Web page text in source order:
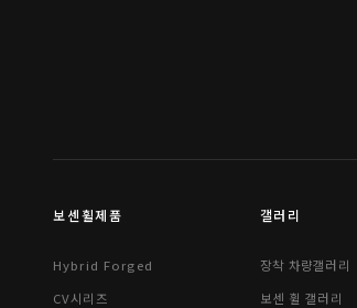
보센휠제품
Hybrid Forged
CV시리즈
갤러리
장착 차량갤러리
보센 휠 갤러리